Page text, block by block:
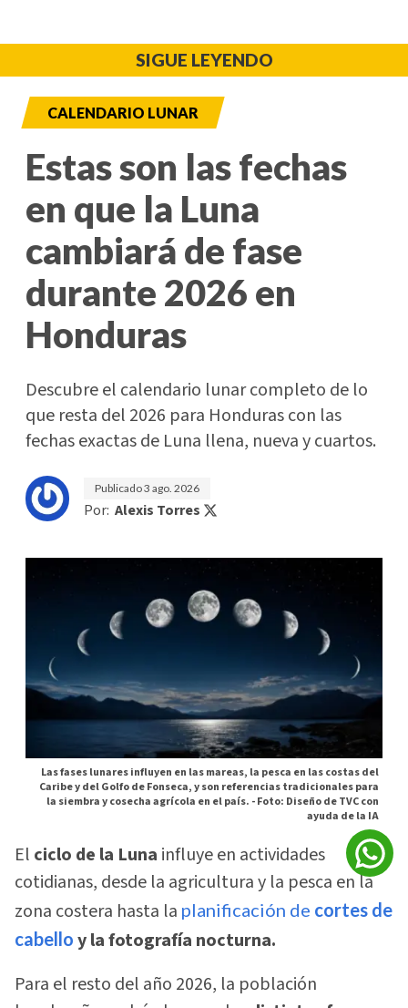
SIGUE LEYENDO
CALENDARIO LUNAR
Estas son las fechas
en que la Luna
cambiará de fase
durante 2026 en
Honduras
Descubre el calendario lunar completo de lo
que resta del 2026 para Honduras con las
fechas exactas de Luna llena, nueva y cuartos.
Publicado3 ago. 2026
Por: Alexis Torres
Las fases lunares influyen en las mareas, la pesca en las costas del
Caribe y del Golfo de Fonseca, y son referencias tradicionales para
la siembra y cosecha agrícola en el país. -Foto: Diseño de TVC con
ayuda de la IA
El ciclo de la Luna influye en actividades
cotidianas, desde la agricultura y la pesca en la
zona costera hasta la planificación de cortes de
cabello y la fotografía nocturna.
Para el resto del año 2026, la población